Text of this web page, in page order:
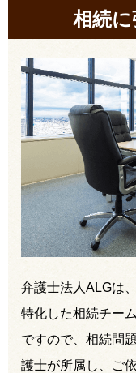
相続
弁護士法人ALGは、
特化した相続チー
ですので、相続問
護士が所属し、ご